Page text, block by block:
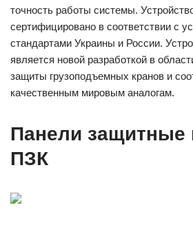
точность работы системы.
сертифицировано в соответствии с
стандартами Украины и России.
является новой разработкой в
защиты грузоподъемных кранов и
качественным мировым аналогам.
Панели защитные
ПЗК